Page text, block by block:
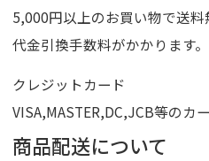
5,000円以上のお買い物で送料
代金引換手数料がかかります。
クレジットカード
VISA,MASTER,DC,JCB等のカ
商品配送について